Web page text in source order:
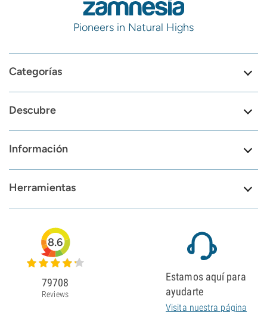
Pioneers in Natural Highs
Categorías
Descubre
Información
Herramientas
8.6
79708
Reviews
Estamos aquí para
ayudarte
Visita nuestra página